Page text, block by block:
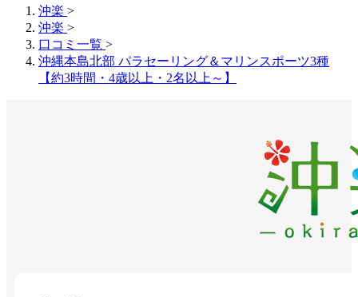
沖楽 >
沖楽 >
口コミ一覧 >
沖縄本島北部 パラセーリング＆マリンスポーツ3種
【約3時間・4歳以上・2名以上～】